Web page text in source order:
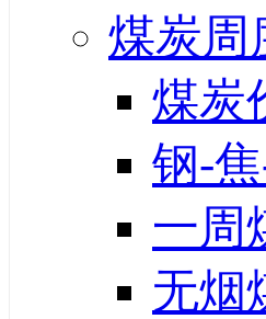
煤炭周
煤炭
钢-
一周
无烟